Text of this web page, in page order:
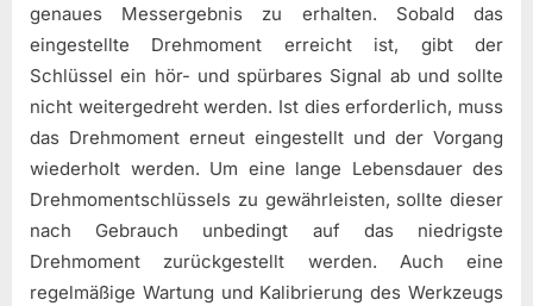
genaues Messergebnis zu erhalten. Sobald das
eingestellte Drehmoment erreicht ist, gibt der
Schlüssel ein hör- und spürbares Signal ab und sollte
nicht weitergedreht werden. Ist dies erforderlich, muss
das Drehmoment erneut eingestellt und der Vorgang
wiederholt werden. Um eine lange Lebensdauer des
Drehmomentschlüssels zu gewährleisten, sollte dieser
nach Gebrauch unbedingt auf das niedrigste
Drehmoment zurückgestellt werden. Auch eine
regelmäßige Wartung und Kalibrierung des Werkzeugs